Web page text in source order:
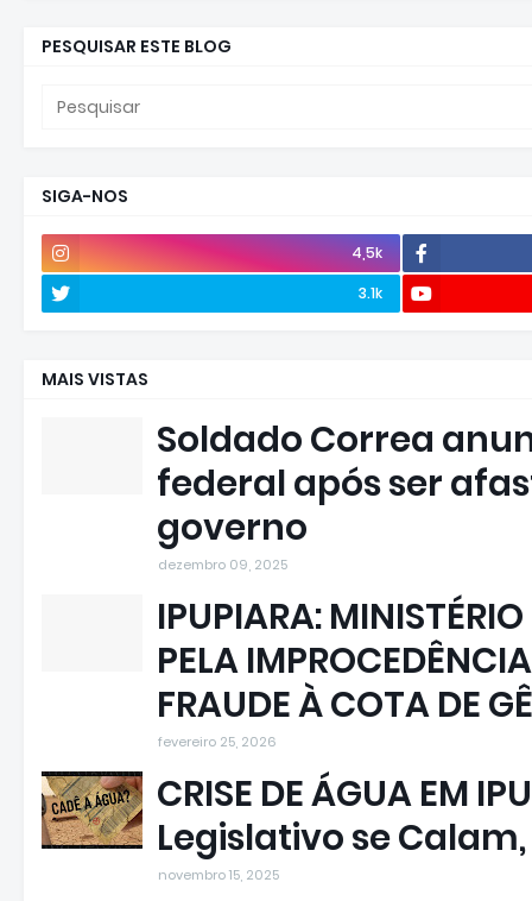
PESQUISAR ESTE BLOG
SIGA-NOS
4,5k
3.1k
MAIS VISTAS
Soldado Correa
federal após ser
governo
dezembro 09, 2025
IPUPIARA:
PELA
FRAUDE À COTA DE
fevereiro 25, 2026
CRISE DE ÁGUA EM
Legislativo se
novembro 15, 2025